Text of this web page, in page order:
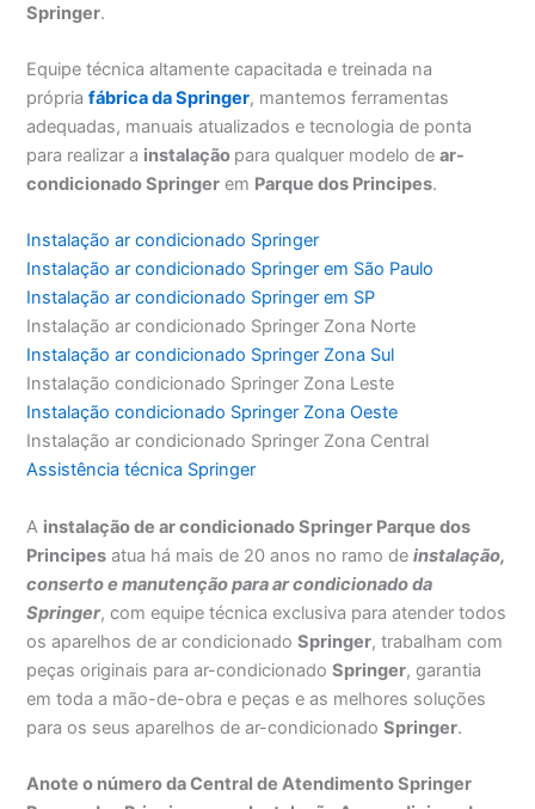
Springer.
Equipe técnica altamente capacitada e treinada na
própriafábrica da Springer, mantemos ferramentas
adequadas, manuais atualizados e tecnologia de ponta
para realizar a instalação para qualquer modelo dear-
condicionado Springer em Parque dos Principes.
Instalação ar condicionado Springer
Instalação ar condicionado Springer em São Paulo
Instalação ar condicionado Springer em SP
Instalação ar condicionado Springer Zona Norte
Instalação ar condicionado Springer Zona Sul
Instalação condicionado Springer Zona Leste
Instalação condicionado Springer Zona Oeste
Instalação ar condicionado Springer Zona Central
Assistência técnica Springer
A instalação de ar condicionado Springer Parque dos
Principes atua há mais de 20 anos no ramo deinstalação,
conserto e manutenção para ar condicionado da
Springer, com equipe técnica exclusiva para atender todos
os aparelhos de ar condicionadoSpringer, trabalham com
peças originais para ar-condicionadoSpringer, garantia
em toda a mão-de-obra e peças e as melhores soluções
para os seus aparelhos de ar-condicionadoSpringer.
Anote o número da Central de Atendimento Springer